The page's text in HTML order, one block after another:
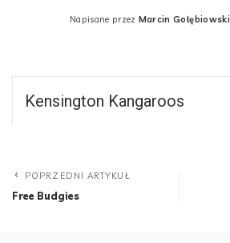
Posted
Napisane przez Marcin Gołębiowski
Kensington Kangaroos
POPRZEDNI ARTYKUŁ
Free Budgies